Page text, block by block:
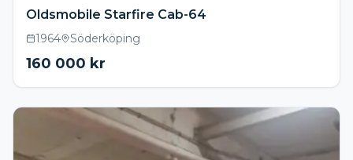
Oldsmobile Starfire Cab-64
1964 Söderköping
160 000 kr